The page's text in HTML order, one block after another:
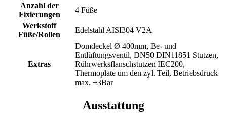
Anzahl der
Fixierungen
4 Füße
Werkstoff
Füße/Rollen
Edelstahl AISI304 V2A
Extras
Domdeckel Ø 400mm, Be- und
Entlüftungsventil, DN50 DIN11851 Stutzen,
Rührwerksflanschstutzen IEC200,
Thermoplate um den zyl. Teil, Betriebsdruck
max. +3Bar
Ausstattung